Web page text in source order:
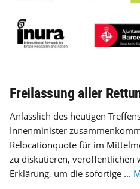
Freilassung aller
Anlässlich des heutigen
Innenminister
Relocationquote für im
zu diskutieren, veröffentlichen
Erklärung, um die sofortige ...